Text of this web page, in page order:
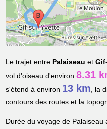
Le trajet entre Palaiseau et
vol d'oiseau d'environ8.31
s'étend à environ 13 km, la
contours des routes et la
Durée du voyage de Palaiseau